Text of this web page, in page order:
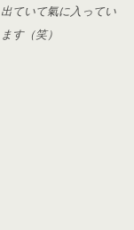
ていて氣に入ってい
ます（笑）